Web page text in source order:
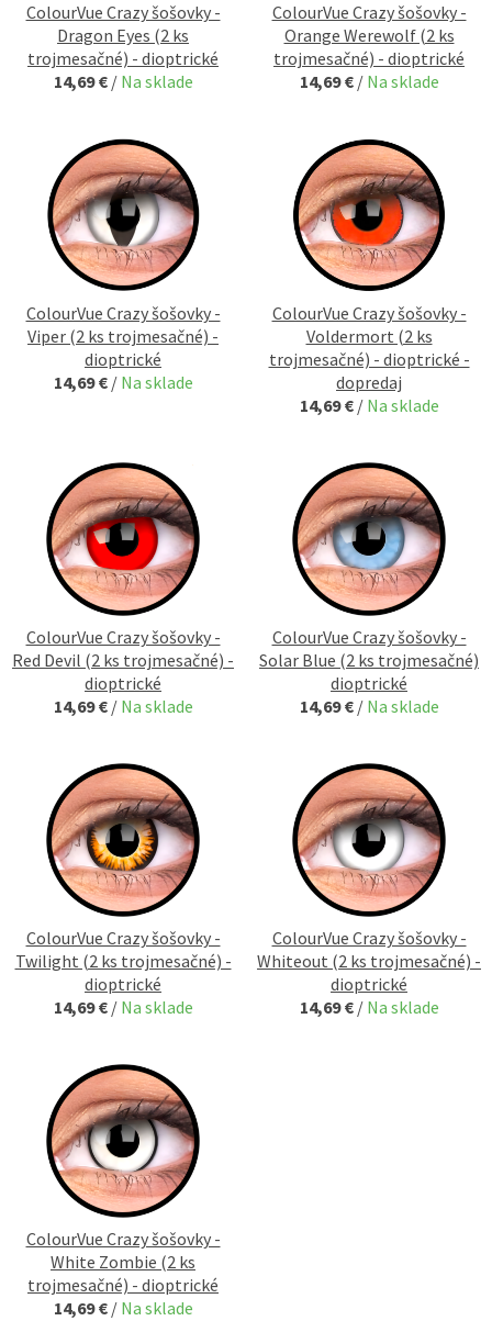
ColourVue Crazy šošovky -
Dragon Eyes (2 ks
trojmesačné) - dioptrické
14,69 € / Na sklade
ColourVue Crazy šošovky -
Orange Werewolf (2 ks
trojmesačné) - dioptrické
14,69 € / Na sklade
ColourVue Crazy šošovky -
Viper (2 ks trojmesačné) -
dioptrické
14,69 € / Na sklade
ColourVue Crazy šošovky -
Voldermort (2 ks
trojmesačné) - dioptrické -
dopredaj
14,69 € / Na sklade
ColourVue Crazy šošovky -
Red Devil (2 ks trojmesačné) -
dioptrické
14,69 € / Na sklade
ColourVue Crazy šošovky -
Solar Blue (2 ks trojmesačné)
dioptrické
14,69 € / Na sklade
ColourVue Crazy šošovky -
Twilight (2 ks trojmesačné) -
dioptrické
14,69 € / Na sklade
ColourVue Crazy šošovky -
Whiteout (2 ks trojmesačné) -
dioptrické
14,69 € / Na sklade
ColourVue Crazy šošovky -
White Zombie (2 ks
trojmesačné) - dioptrické
14,69 € / Na sklade